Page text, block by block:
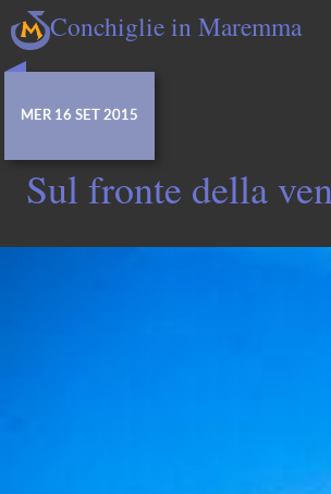
Conchiglie in Maremma
MER 16 SET 2015
Sul fronte della